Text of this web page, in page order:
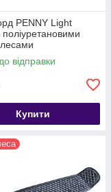
PENNY Light
відправки
Купити